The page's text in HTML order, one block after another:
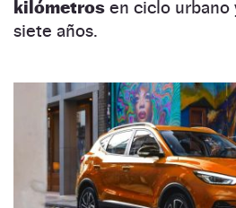
kilómetros en ciclo urbano
siete años.